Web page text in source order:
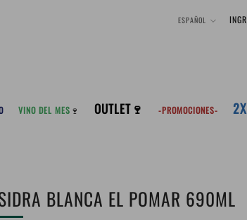
VINO DEL MES 🍷 OUTLET🍷 -PROMOCIONES-
IDIOMA
ESPAÑOL
BLANCA EL POMAR 690ML